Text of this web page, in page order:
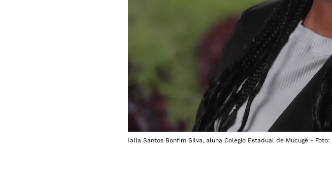
Ialla Santos Bonfim Silva, aluna Colégio Estadual de Mucugê - Foto: